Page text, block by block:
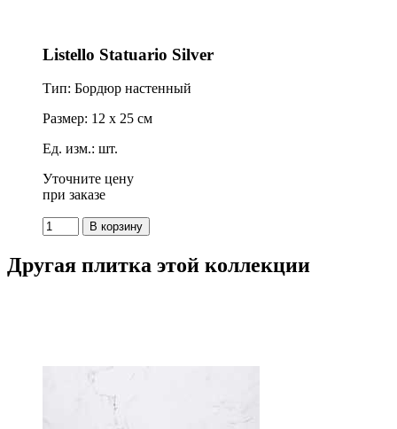
Listello Statuario Silver
Тип: Бордюр настенный
Размер: 12 x 25 см
Ед. изм.: шт.
Уточните цену
при заказе
Другая плитка этой коллекции